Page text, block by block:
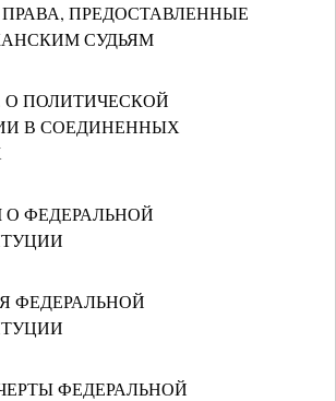
ПРЕДОСТАВЛЕННЫЕ
СУДЬЯМ
О ПОЛИТИЧЕСКОЙ
В СОЕДИНЕННЫХ
О ФЕДЕРАЛЬНОЙ
ФЕДЕРАЛЬНОЙ
ФЕДЕРАЛЬНОЙ